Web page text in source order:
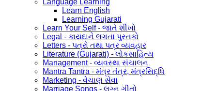
Learn English
Learning Gujarati
Learn Your Self - જાતે શીખો
Legal - કાયદાને લગતા પુસ્તકો
Letters - પત્રો તથા પત્ર વ્યવહાર
Literature (Gujarati) - લોકસાહિત્ય
Management - વ્યવસ્થા સંચાલન
Mantra Tantra - મંત્ર તંત્ર, મંત્રસિદ્ધિ
Marketing - વેચાણ સેવા
Marriage Songs - લગ્ન ગીતો